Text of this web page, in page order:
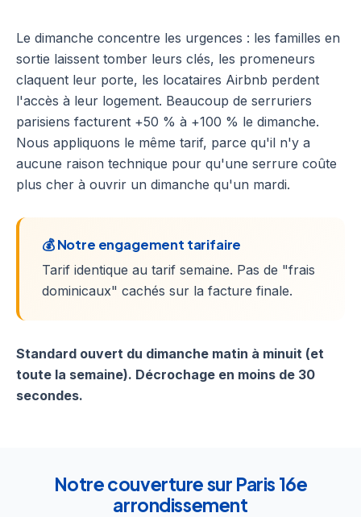
Le dimanche concentre les urgences : les familles en
sortie laissent tomber leurs clés, les promeneurs
claquent leur porte, les locataires Airbnb perdent
l'accès à leur logement. Beaucoup de serruriers
parisiens facturent +50 % à +100 % le dimanche.
Nous appliquons le même tarif, parce qu'il n'y a
aucune raison technique pour qu'une serrure coûte
plus cher à ouvrir un dimanche qu'un mardi.
💰 Notre engagement tarifaire
Tarif identique au tarif semaine. Pas de "frais
dominicaux" cachés sur la facture finale.
Standard ouvert du dimanche matin à minuit (et
toute la semaine). Décrochage en moins de 30
secondes.
Notre couverture sur Paris 16e
arrondissement